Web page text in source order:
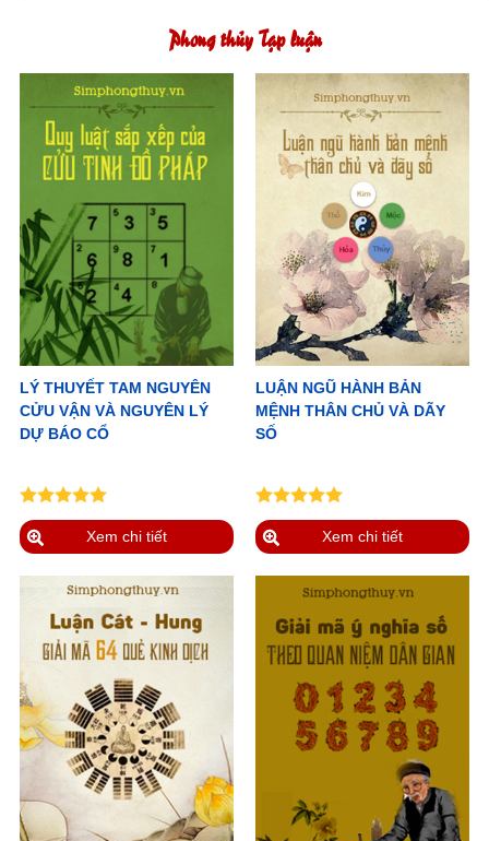
Phong thủy Tạp luận
LÝ THUYẾT TAM NGUYÊN
CỬU VẬN VÀ NGUYÊN LÝ
DỰ BÁO CỔ
Xem chi tiết
LUẬN NGŨ HÀNH BẢN
MỆNH THÂN CHỦ VÀ DÃY
SỐ
Xem chi tiết